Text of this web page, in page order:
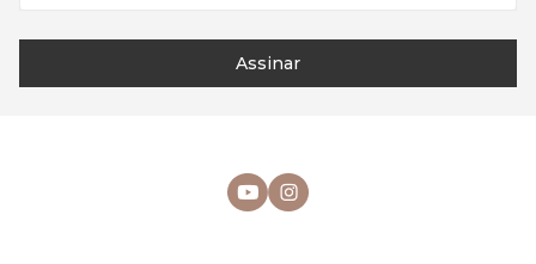
Assinar